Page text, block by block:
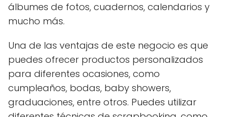
álbumes de fotos, cuadernos, calendarios y
mucho más.
Una de las ventajas de este negocio es que
puedes ofrecer productos personalizados
para diferentes ocasiones, como
cumpleaños, bodas, baby showers,
graduaciones, entre otros. Puedes utilizar